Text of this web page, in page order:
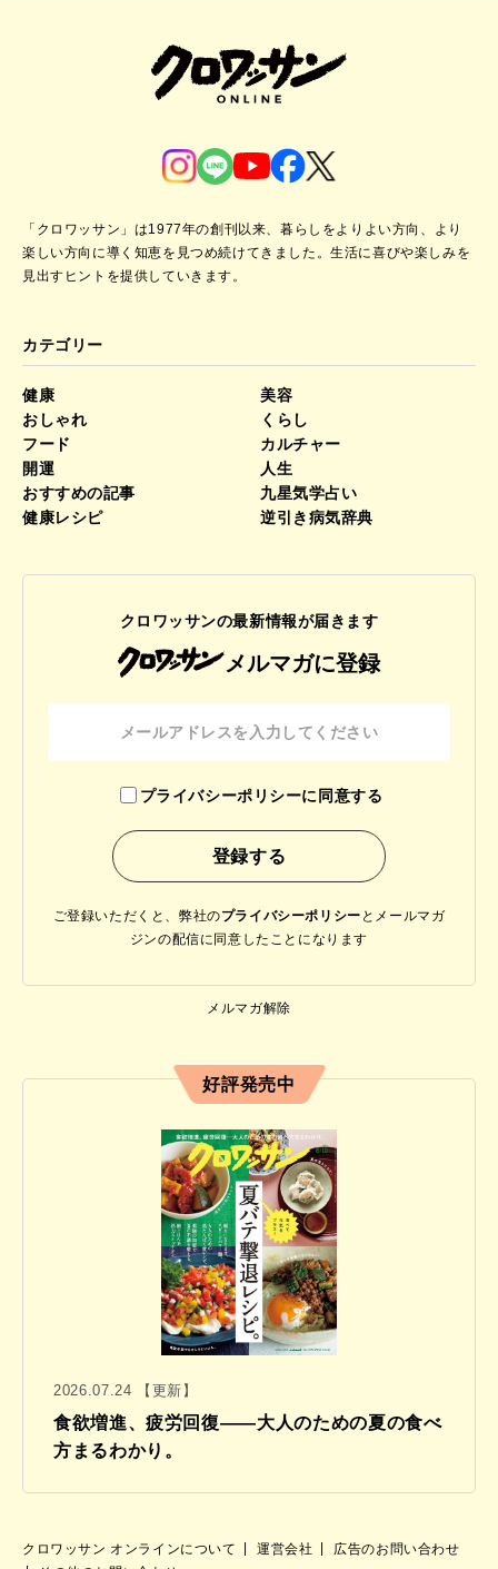
「クロワッサン」は1977年の創刊以来、暮らしをよりよい方向、より
楽しい方向に導く知恵を見つめ続けてきました。生活に喜びや楽しみを
見出すヒントを提供していきます。
カテゴリー
健康
美容
おしゃれ
くらし
フード
カルチャー
開運
人生
おすすめの記事
九星気学占い
健康レシピ
逆引き病気辞典
クロワッサンの最新情報が届きます
メルマガに登録
プライバシーポリシーに同意する
ご登録いただくと、弊社のプライバシーポリシー と メールマガ
ジンの配信に同意したことになります
メルマガ解除
好評発売中
2026.07.24 【更新】
食欲増進、疲労回復——大人のための夏の食べ
方まるわかり。
クロワッサン オンラインについて 運営会社
広告のお問い合わせ